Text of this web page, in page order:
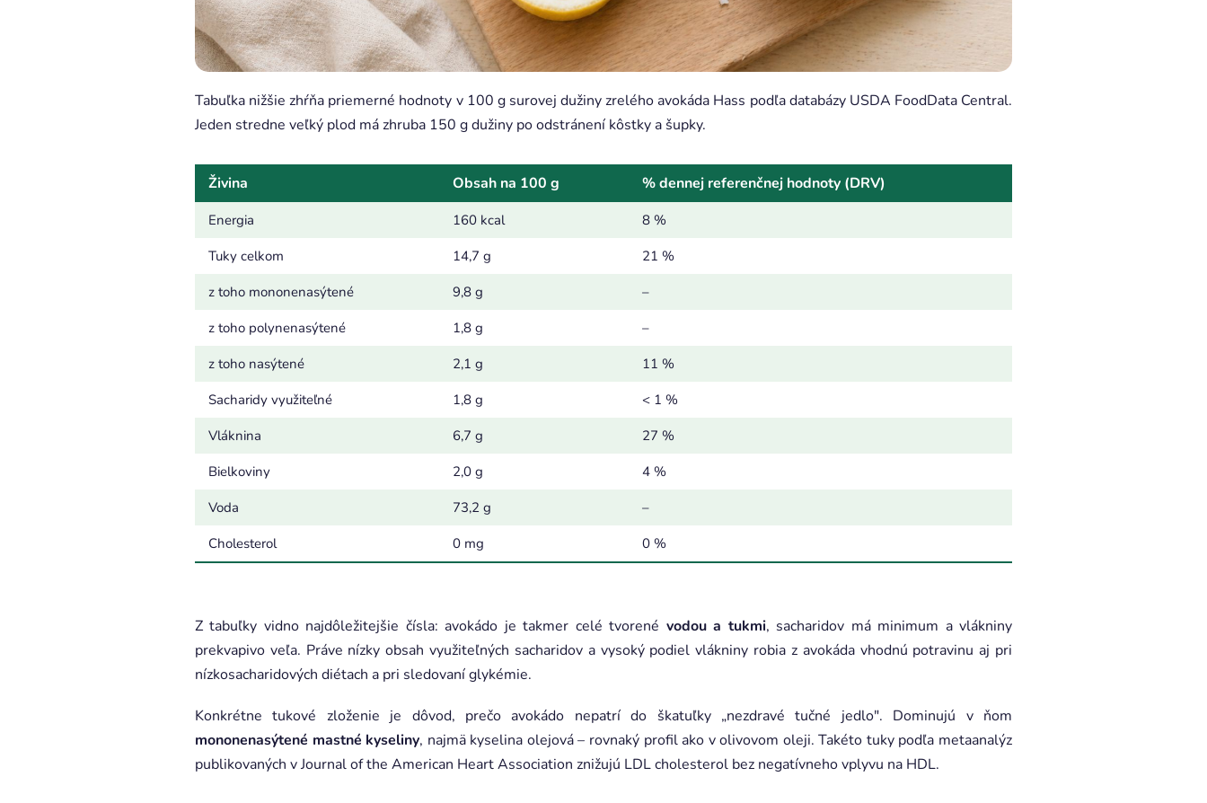
Tabuľka nižšie zhŕňa priemerné hodnoty v 100 g surovej dužiny zrelého avokáda Hass podľa databázy USDA FoodData Central.
Jeden stredne veľký plod má zhruba 150 g dužiny po odstránení kôstky a šupky.
Živina Obsah na 100 g % dennej referenčnej hodnoty (DRV)
Energia 160 kcal
8 %
Tuky celkom
14,7 g
21 %
z toho mononenasýtené
9,8 g
–
z toho polynenasýtené
1,8 g
–
z toho nasýtené
2,1 g
11 %
Sacharidy využiteľné
1,8 g
< 1 %
Vláknina
6,7 g
27 %
Bielkoviny
2,0 g
4 %
Voda
73,2 g
–
Cholesterol
0 mg 0 %
Z tabuľky vidno najdôležitejšie čísla: avokádo je takmer celé tvorené vodou a tukmi, sacharidov má minimum a vlákniny
prekvapivo veľa. Práve nízky obsah využiteľných sacharidov a vysoký podiel vlákniny robia z avokáda vhodnú potravinu aj pri
nízkosacharidových diétach a pri sledovaní glykémie.
Konkrétne tukové zloženie je dôvod, prečo avokádo nepatrí do škatuľky „nezdravé tučné jedlo". Dominujú v ňom
mononenasýtené mastné kyseliny, najmä kyselina olejová – rovnaký profil ako v olivovom oleji. Takéto tuky podľa metaanalýz
publikovaných v Journal of the American Heart Association znižujú LDL cholesterol bez negatívneho vplyvu na HDL.